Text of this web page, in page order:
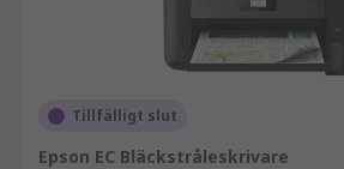
Tillfälligt slut
Epson EC Bläckstråleskrivare